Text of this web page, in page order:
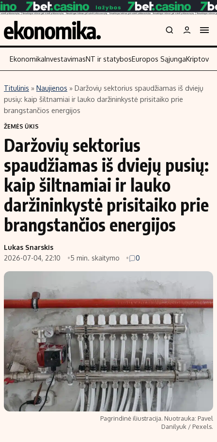
Turinys
Naujienos
Aplinka
Verslas
Energetika
Ekonomika
Politika
NT ir statybos
Skaitykite
Žemės ūkis
Technologijos
Laisvalaikis
Populiarios temos
Investavimas
Akcijų rinka
Kriptovaliutos
Infliacija
Migracija
Titulinis
Nedarbo išmokos skaičiuoklė
Indėliai
Indėlių skaičiuoklė
Būsto finansai
Įdomios naujienos
Redakcija
Apie mus
Redakcijos politika
Privatumo politika
EkonomikaInvestavimasNT ir statybosEuropos Sąjunga
Titulinis » Naujienos » Daržovių sektorius spaudžiamas iš dviejų
pusių: kaip šiltnamiai ir lauko daržininkystė prisitaiko prie
brangstančios energijos
ŽEMĖS ŪKIS
Daržovių sektorius
spaudžiamas iš dviejų pusių:
kaip šiltnamiai ir lauko
daržininkystė prisitaiko prie
brangstančios energijos
Lukas Snarskis
2026-07-04, 22:10
5 min. skaitymo 0
Pagrindinė iliustracija. Nuotrauka: Pavel
Danilyuk / Pexels.